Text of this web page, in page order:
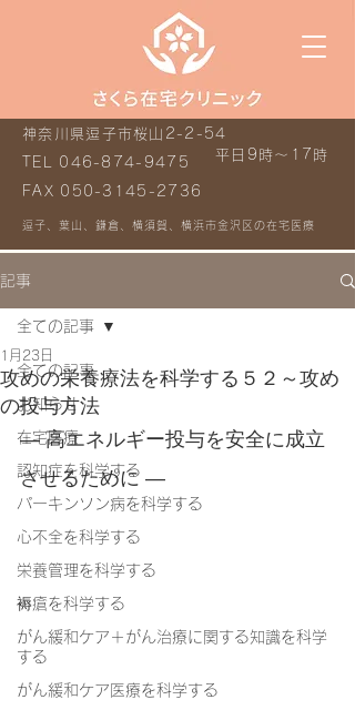
平日9時～17時
神奈川県逗子市桜山2-2-54
TEL 046-874-9475
FAX 050-3145-2736
逗子、葉山、鎌倉、横須賀、横浜市金沢区の在宅医療
記事
全ての記事
お知らせ
在宅医療
認知症を科学する
パーキンソン病を科学する
心不全を科学する
栄養管理を科学する
褥瘡を科学する
がん緩和ケア＋がん治療に関する知識を科学
する
がん緩和ケア医療を科学する
全ての記事
攻めの栄養療法を科学する５２～攻め
の投与方法
1月23日
― 高エネルギー投与を安全に成立
させるために ―